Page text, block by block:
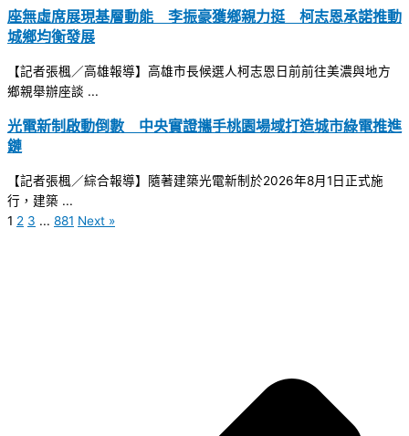
座無虛席展現基層動能 李振豪獲鄉親力挺 柯志恩承諾推動
城鄉均衡發展
【記者張楓／高雄報導】高雄市長候選人柯志恩日前前往美濃與地方
鄉親舉辦座談 ...
光電新制啟動倒數 中央實證攜手桃園場域打造城市綠電推進
鏈
【記者張楓／綜合報導】隨著建築光電新制於2026年8月1日正式施
行，建築 ...
1 2 3 ... 881 Next »